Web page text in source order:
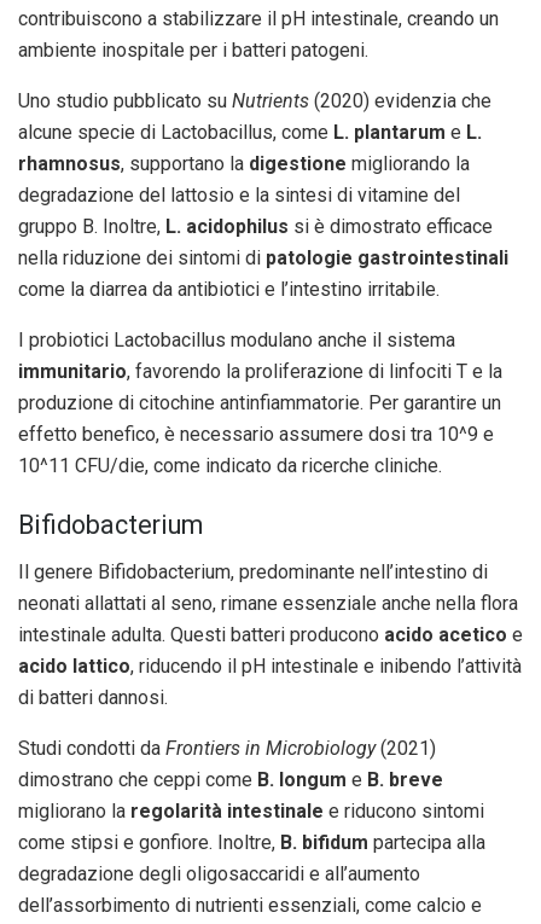
contribuiscono a stabilizzare il pH intestinale, creando un
ambiente inospitale per i batteri patogeni.
Uno studio pubblicato su Nutrients (2020) evidenzia che
alcune specie di Lactobacillus, come L. plantarum e L.
rhamnosus, supportano la digestione migliorando la
degradazione del lattosio e la sintesi di vitamine del
gruppo B. Inoltre, L. acidophilus si è dimostrato efficace
nella riduzione dei sintomi di patologie gastrointestinali
come la diarrea da antibiotici e l’intestino irritabile.
I probiotici Lactobacillus modulano anche il sistema
immunitario, favorendo la proliferazione di linfociti T e la
produzione di citochine antinfiammatorie. Per garantire un
effetto benefico, è necessario assumere dosi tra 10^9 e
10^11 CFU/die, come indicato da ricerche cliniche.
Bifidobacterium
Il genere Bifidobacterium, predominante nell’intestino di
neonati allattati al seno, rimane essenziale anche nella flora
intestinale adulta. Questi batteri producono acido acetico e
acido lattico, riducendo il pH intestinale e inibendo l’attività
di batteri dannosi.
Studi condotti da Frontiers in Microbiology(2021)
dimostrano che ceppi come B. longum e B. breve
migliorano la regolarità intestinale e riducono sintomi
come stipsi e gonfiore. Inoltre, B. bifidum partecipa alla
degradazione degli oligosaccaridi e all’aumento
dell’assorbimento di nutrienti essenziali, come calcio e